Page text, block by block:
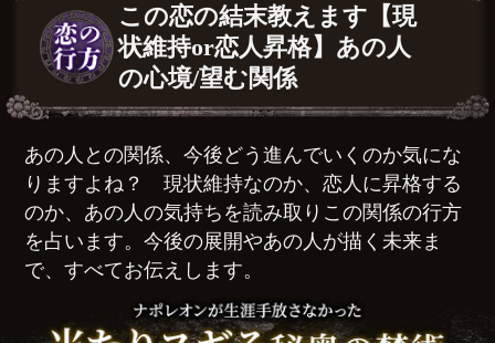
この恋の結末教えます【現
状維持or恋人昇格】あの人
の心境/望む関係
あの人との関係、今後どう進んでいくのか気にな
りますよね？ 現状維持なのか、恋人に昇格する
のか、あの人の気持ちを読み取りこの関係の行方
を占います。今後の展開やあの人が描く未来ま
で、すべてお伝えします。